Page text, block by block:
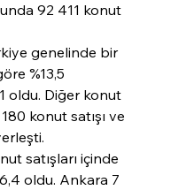
92 411 konut
genelinde bir
%13,5
oldu. Diğer konut
konut satışı ve
satışları içinde
oldu. Ankara 7